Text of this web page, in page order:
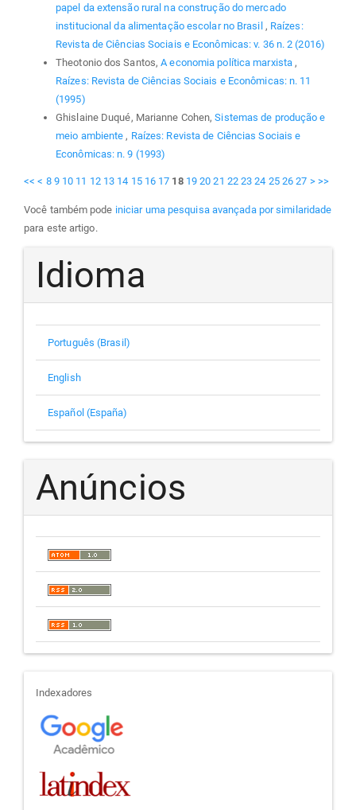
papel da extensão rural na construção do mercado
institucional da alimentação escolar no Brasil , Raízes:
Revista de Ciências Sociais e Econômicas: v. 36 n. 2 (2016)
Theotonio dos Santos,A economia política marxista ,
Raízes: Revista de Ciências Sociais e Econômicas: n. 11
(1995)
Ghislaine Duqué, Marianne Cohen,Sistemas de produção e
meio ambiente , Raízes: Revista de Ciências Sociais e
Econômicas: n. 9 (1993)
<< < 8 9 10 11 12 13 14 15 16 17 18 19 20 21 22 23 24 25 26 27 > >>
Você também pode iniciar uma pesquisa avançada por similaridade
para este artigo.
Idioma
Português (Brasil)
English
Español (España)
Anúncios
indexadores
Indexadores